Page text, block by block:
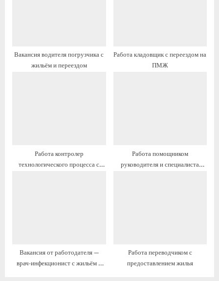
Вакансия водителя погрузчика с
жильём и переездом
Работа кладовщик с переездом на
ПМЖ
Работа контролер
технологического процесса с
Работа помощником
руководителя и специалиста
Вакансия от работодателя —
врач-инфекционист с жильём и
Работа переводчиком с
предоставлением жилья